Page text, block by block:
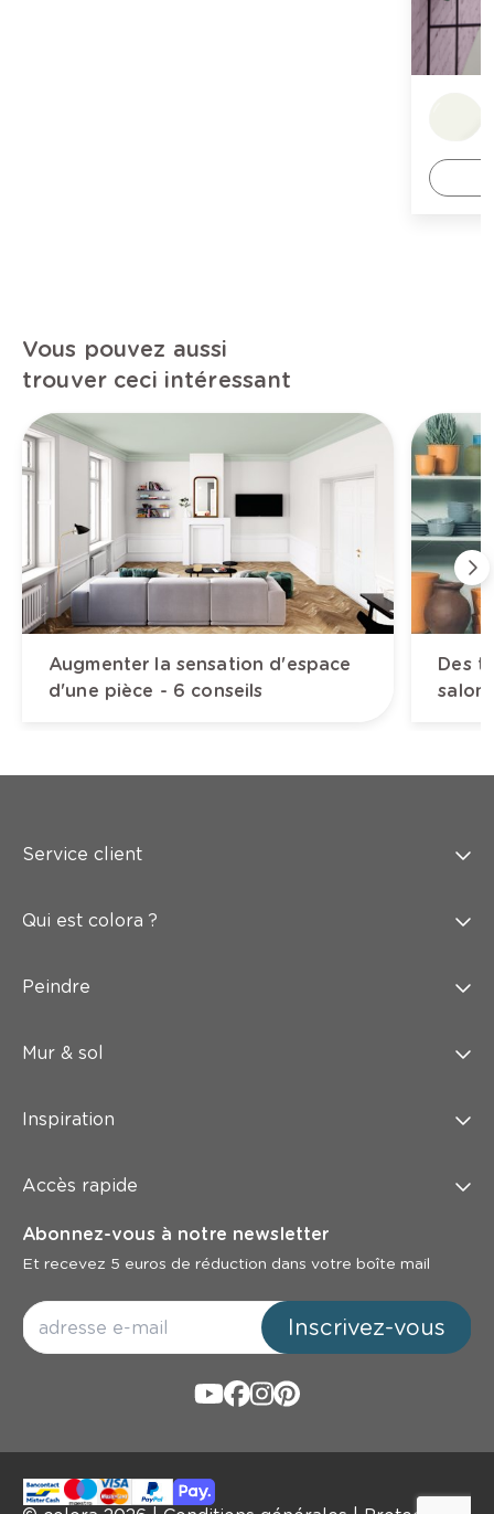
Vous pouvez aussi
trouver ceci intéressant
Augmenter la sensation d'espace
d'une pièce - 6 conseils
Des
salon
Service client
Qui est colora ?
Peindre
Mur & sol
Inspiration
Accès rapide
Abonnez-vous à notre newsletter
Et recevez 5 euros de réduction dans votre boîte mail
Inscrivez-vous